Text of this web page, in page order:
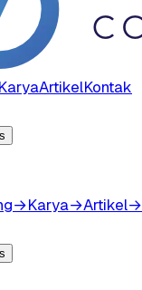
KaryaArtikelKontak
→Karya→Artikel→